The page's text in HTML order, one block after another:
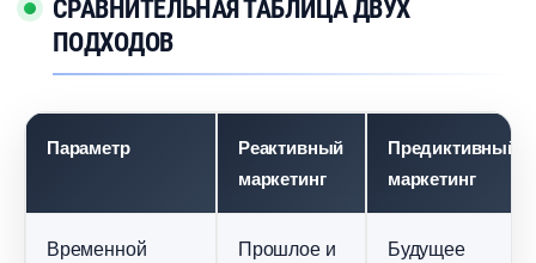
СРАВНИТЕЛЬНАЯ ТАБЛИЦА ДВУХ
ПОДХОДО
Параметр
Реактивный
маркетин
Предиктивный
маркетин
ременной
Прошлое и
Будущее